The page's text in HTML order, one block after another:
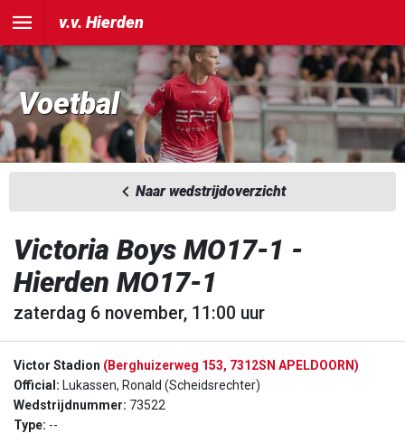
v.v. Hierden
Voetbal
Naar wedstrijdoverzicht
Victoria Boys MO17-1 -
Hierden MO17-1
zaterdag 6 november, 11:00 uur
Victor Stadion (Berghuizerweg 153, 7312SN APELDOORN)
Official: Lukassen, Ronald (Scheidsrechter)
Wedstrijdnummer: 73522
Type: --